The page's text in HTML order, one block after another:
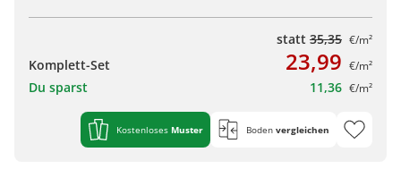
statt 35,35 €/m²
Komplett-Set 23,99 €/m²
Du sparst 11,36 €/m²
Kostenloses Muster Boden vergleichen